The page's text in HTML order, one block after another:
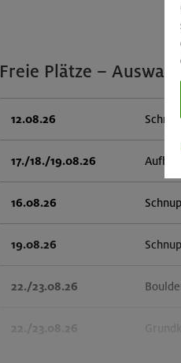
Freie Plätze – Auswahl
12.08.26
17./18./19.08.26
16.08.26
19.08.26
22./23.08.26
22./23.08.26